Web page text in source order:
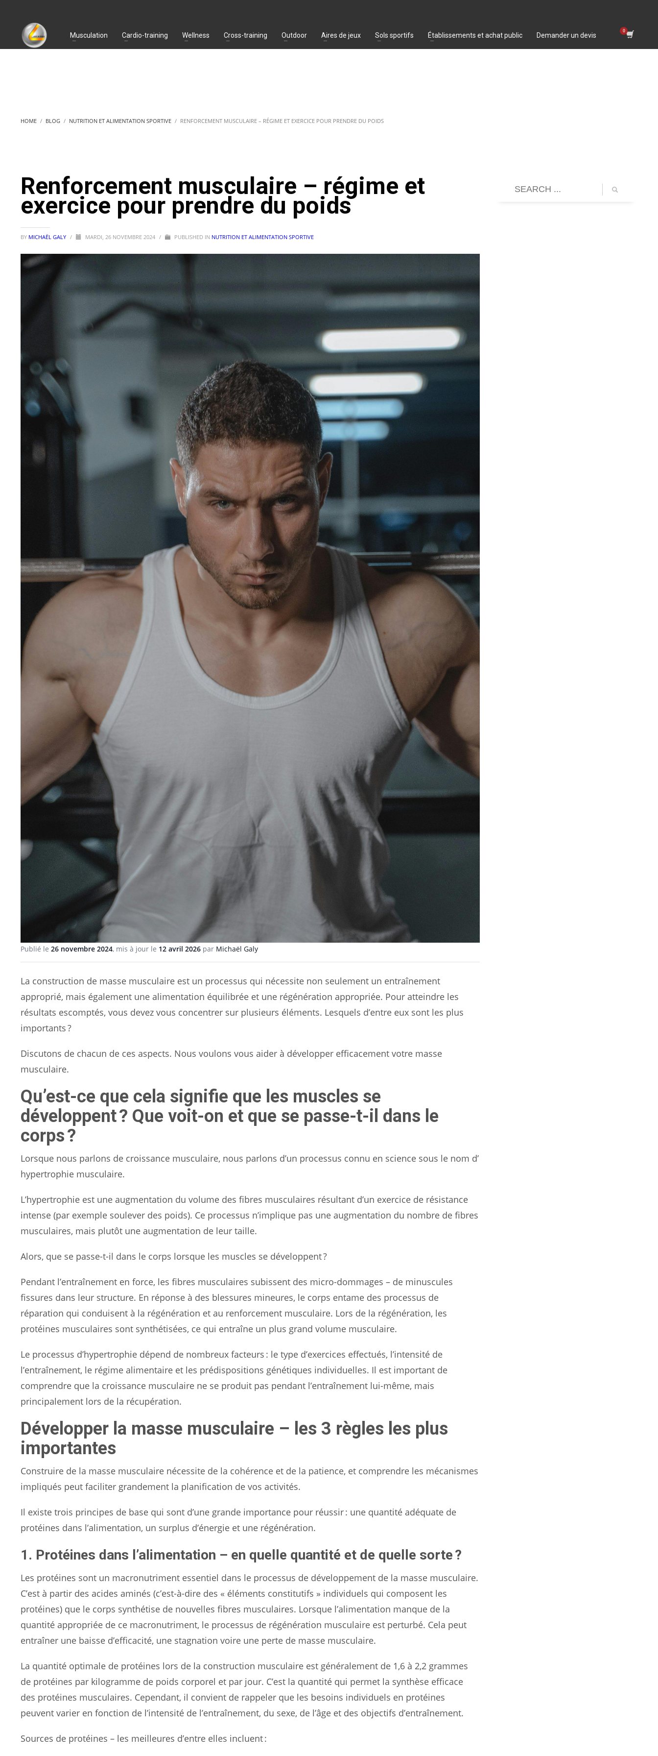
Musculation Cardio-training Wellness Cross-training Outdoor Aires de jeux Sols sportifs Établissements et achat public Demander un devis
HOME BLOG NUTRITION ET ALIMENTATION SPORTIVE RENFORCEMENT MUSCULAIRE – RÉGIME ET EXERCICE POUR PRENDRE DU POIDS
Renforcement musculaire – régime et
exercice pour prendre du poids
BY MICHAËL GALY / MARDI, 26 NOVEMBRE 2024 / PUBLISHED IN NUTRITION ET ALIMENTATION SPORTIVE
Publié le 26 novembre 2024, mis à jour le 12 avril 2026 par Michaël Galy
La construction de masse musculaire est un processus qui nécessite non seulement un entraînement
approprié, mais également une alimentation équilibrée et une régénération appropriée. Pour atteindre les
résultats escomptés, vous devez vous concentrer sur plusieurs éléments. Lesquels d’entre eux sont les plus
importants ?
Discutons de chacun de ces aspects. Nous voulons vous aider à développer efficacement votre masse
musculaire.
Qu’est-ce que cela signifie que les muscles se
développent ? Que voit-on et que se passe-t-il dans le
corps ?
Lorsque nous parlons de croissance musculaire, nous parlons d’un processus connu en science sous le nom d’
hypertrophie musculaire.
L’hypertrophie est une augmentation du volume des fibres musculaires résultant d’un exercice de résistance
intense (par exemple soulever des poids). Ce processus n’implique pas une augmentation du nombre de fibres
musculaires, mais plutôt une augmentation de leur taille.
Alors, que se passe-t-il dans le corps lorsque les muscles se développent ?
Pendant l’entraînement en force, les fibres musculaires subissent des micro-dommages – de minuscules
fissures dans leur structure. En réponse à des blessures mineures, le corps entame des processus de
réparation qui conduisent à la régénération et au renforcement musculaire. Lors de la régénération, les
protéines musculaires sont synthétisées, ce qui entraîne un plus grand volume musculaire.
Le processus d’hypertrophie dépend de nombreux facteurs : le type d’exercices effectués, l’intensité de
l’entraînement, le régime alimentaire et les prédispositions génétiques individuelles. Il est important de
comprendre que la croissance musculaire ne se produit pas pendant l’entraînement lui-même, mais
principalement lors de la récupération.
Développer la masse musculaire – les 3 règles les plus
importantes
Construire de la masse musculaire nécessite de la cohérence et de la patience, et comprendre les mécanismes
impliqués peut faciliter grandement la planification de vos activités.
Il existe trois principes de base qui sont d’une grande importance pour réussir : une quantité adéquate de
protéines dans l’alimentation, un surplus d’énergie et une régénération.
1. Protéines dans l’alimentation – en quelle quantité et de quelle sorte ?
Les protéines sont un macronutriment essentiel dans le processus de développement de la masse musculaire.
C’est à partir des acides aminés (c’est-à-dire des « éléments constitutifs » individuels qui composent les
protéines) que le corps synthétise de nouvelles fibres musculaires. Lorsque l’alimentation manque de la
quantité appropriée de ce macronutriment, le processus de régénération musculaire est perturbé. Cela peut
entraîner une baisse d’efficacité, une stagnation voire une perte de masse musculaire.
La quantité optimale de protéines lors de la construction musculaire est généralement de 1,6 à 2,2 grammes
de protéines par kilogramme de poids corporel et par jour. C’est la quantité qui permet la synthèse efficace
des protéines musculaires. Cependant, il convient de rappeler que les besoins individuels en protéines
peuvent varier en fonction de l’intensité de l’entraînement, du sexe, de l’âge et des objectifs d’entraînement.
Sources de protéines – les meilleures d’entre elles incluent :